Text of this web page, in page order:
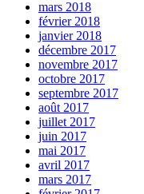
mars 2018
février 2018
janvier 2018
décembre 2017
novembre 2017
octobre 2017
septembre 2017
août 2017
juillet 2017
juin 2017
mai 2017
avril 2017
mars 2017